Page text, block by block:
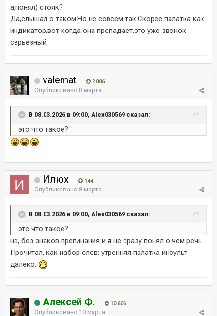
а,понял) стояк?
Да,слышал о таком.Но не совсем так.Скорее палатка как
индикатор,вот когда она пропадает,это уже звонок
серьезный.
valemat 2 006
Опубликовано 8 марта
В 08.03.2026 в 09:00, Alex030569 сказал:
это что такое?
.
Илюх 144
Опубликовано 8 марта
В 08.03.2026 в 09:00, Alex030569 сказал:
это что такое?
не, без знаков препинания и я не сразу понял о чем речь.
Прочитал, как набор слов: утренняя палатка инсульт
далеко.
Алексей Ф. 10 606
Опубликовано 10 марта